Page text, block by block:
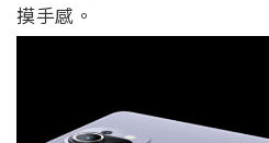
摸手感。